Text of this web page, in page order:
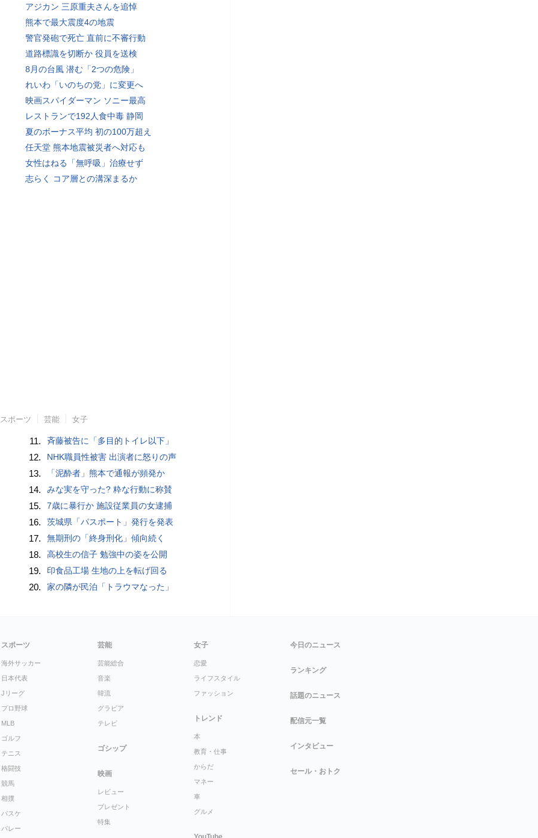
アジカン 三原重夫さんを追悼
熊本で最大震度4の地震
警官発砲で死亡 直前に不審行動
道路標識を切断か 役員を送検
8月の台風 潜む「2つの危険」
れいわ「いのちの党」に変更へ
映画スパイダーマン ソニー最高
レストランで192人食中毒 静岡
夏のボーナス平均 初の100万超え
任天堂 熊本地震被災者へ対応も
女性はねる「無呼吸」治療せず
志らく コア層との溝深まるか
スポーツ 芸能 女子
11. 斉藤被告に「多目的トイレ以下」
12. NHK職員性被害 出演者に怒りの声
13. 「泥酔者」熊本で通報が頻発か
14. みな実を守った? 粋な行動に称賛
15. 7歳に暴行か 施設従業員の女逮捕
16. 茨城県「パスポート」発行を発表
17. 無期刑の「終身刑化」傾向続く
18. 高校生の信子 勉強中の姿を公開
19. 印食品工場 生地の上を転げ回る
20. 家の隣が民泊「トラウマなった」
スポーツ
海外サッカー
日本代表
Jリーグ
プロ野球
MLB
ゴルフ
テニス
格闘技
競馬
相撲
バスケ
バレー
芸能
芸能総合
音楽
韓流
グラビア
テレビ
ゴシップ
映画
レビュー
プレゼント
特集
女子
恋愛
ライフスタイル
ファッション
トレンド
本
教育・仕事
からだ
マネー
車
グルメ
今日のニュース
ランキング
話題のニュース
配信元一覧
インタビュー
セール・おトク